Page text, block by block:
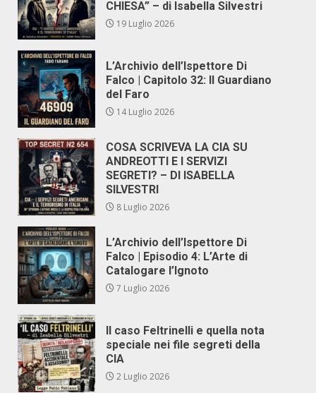
CHIESA” – di Isabella Silvestri
19 Luglio 2026
L’Archivio dell’Ispettore Di
Falco | Capitolo 32: Il Guardiano
del Faro
14 Luglio 2026
COSA SCRIVEVA LA CIA SU
ANDREOTTI E I SERVIZI
SEGRETI? – DI ISABELLA
SILVESTRI
8 Luglio 2026
L’Archivio dell’Ispettore Di
Falco | Episodio 4: L’Arte di
Catalogare l’Ignoto
7 Luglio 2026
Il caso Feltrinelli e quella nota
speciale nei file segreti della
CIA
2 Luglio 2026